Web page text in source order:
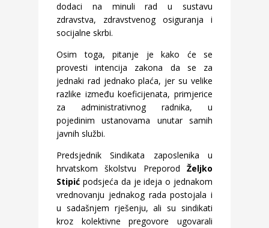
dodaci na minuli rad u sustavu
zdravstva, zdravstvenog osiguranja i
socijalne skrbi.
Osim toga, pitanje je kako će se
provesti intencija zakona da se za
jednaki rad jednako plaća, jer su velike
razlike između koeficijenata, primjerice
za administrativnog radnika, u
pojedinim ustanovama unutar samih
javnih službi.
Predsjednik Sindikata zaposlenika u
hrvatskom školstvu Preporod Željko
Stipić podsjeća da je ideja o jednakom
vrednovanju jednakog rada postojala i
u sadašnjem rješenju, ali su sindikati
kroz kolektivne pregovore ugovarali